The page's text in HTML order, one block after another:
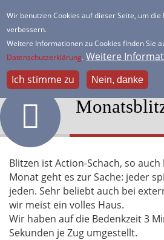
Wir benutzen Cookies auf dieser Seite, um
verbessern.
Weitere Informationen zu Cookies finden Sie
Datenschutzerklärung. Weitere
Ich stimme zu
Nein, danke
zum
Inhalt
Dein freundlicher Schachverein
Blitzen ist Action-Schach, so
Monat geht es zur Sache: jeder
jeden. Sehr beliebt auch bei
wir meist ein volles Haus.
Wir haben auf die Bedenkzeit 3
Sekunden je Zug umgestellt.